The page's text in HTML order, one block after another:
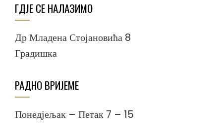
ГДЈЕ СЕ НАЛАЗИМО
Др Младена Стојановића 8
Градишка
РАДНО ВРИЈЕМЕ
Понедјељак – Петак 7 – 15